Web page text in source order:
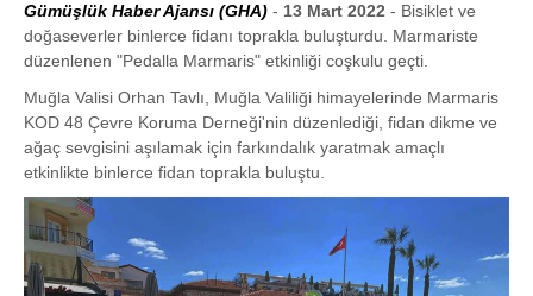
Gümüşlük Haber Ajansı (GHA) - 13 Mart 2022 - Bisiklet ve
doğaseverler binlerce fidanı toprakla buluşturdu. Marmariste
düzenlenen "Pedalla Marmaris" etkinliği coşkulu geçti.
Muğla Valisi Orhan Tavlı, Muğla Valiliği himayelerinde Marmaris
KOD 48 Çevre Koruma Derneği'nin düzenlediği, fidan dikme ve
ağaç sevgisini aşılamak için farkındalık yaratmak amaçlı
etkinlikte binlerce fidan toprakla buluştu.